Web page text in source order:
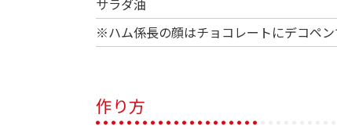
サラダ油
※ハム係長の顔はチョコレートにデコペン
作り方